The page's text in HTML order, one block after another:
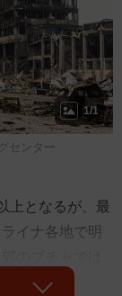
1/1
センター
上となるが、最
イナ各地で明
れる遺体が見